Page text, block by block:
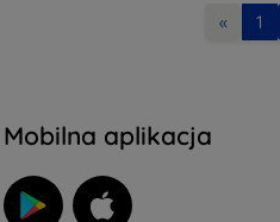
« 1
Mobilna aplikacja